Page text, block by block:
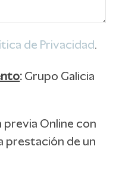
de Privacidad .
: Grupo Galicia
Online con
prestación de un